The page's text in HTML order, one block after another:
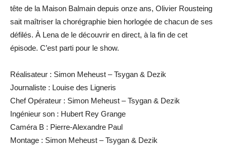
tête de la Maison Balmain depuis onze ans, Olivier Rousteing
sait maîtriser la chorégraphie bien horlogée de chacun de ses
défilés. À Lena de le découvrir en direct, à la fin de cet
épisode. C’est parti pour le show.
Réalisateur : Simon Meheust – Tsygan & Dezik
Journaliste : Louise des Ligneris
Chef Opérateur : Simon Meheust – Tsygan & Dezik
Ingénieur son : Hubert Rey Grange
Caméra B : Pierre-Alexandre Paul
Montage : Simon Meheust – Tsygan & Dezik